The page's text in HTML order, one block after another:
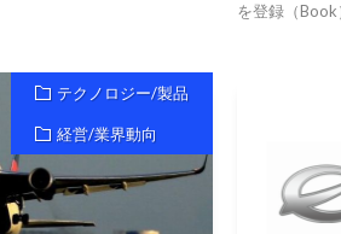
を登録（
テクノロジー/製品
経営/業界動向